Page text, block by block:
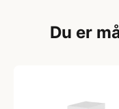
Du er